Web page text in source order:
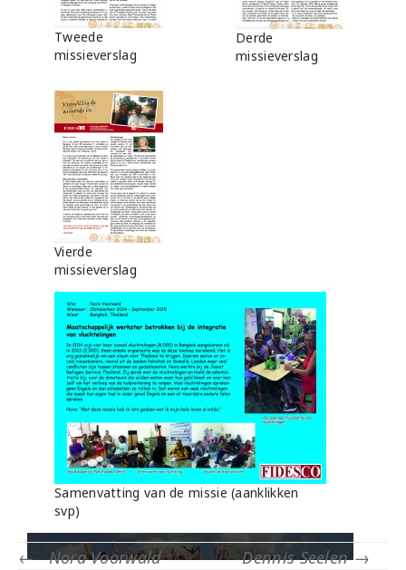
Tweede
missieverslag
Derde
missieverslag
Vierde
missieverslag
Samenvatting van de missie (aanklikken
svp)
← Nora Voorwald Dennis Seelen→